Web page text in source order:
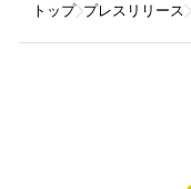
トップ プレスリリース